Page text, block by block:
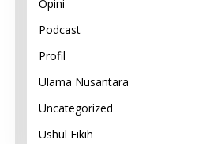
Opini
Podcast
Profil
Ulama Nusantara
Uncategorized
Ushul Fikih